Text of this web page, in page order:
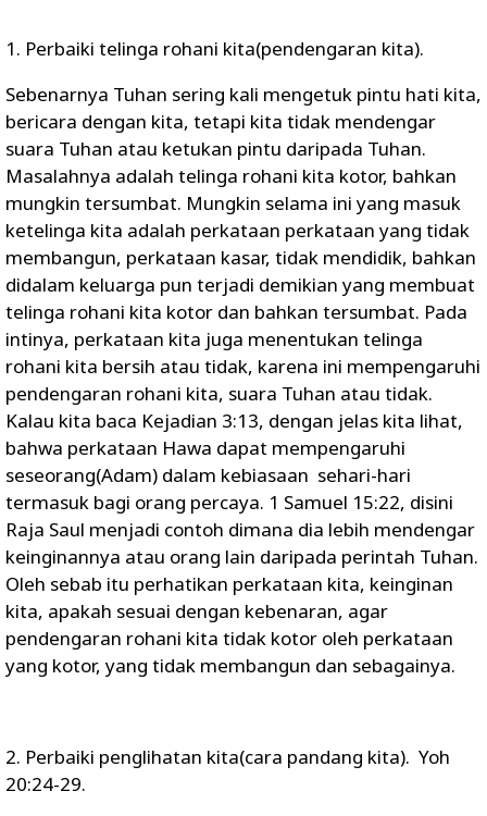
1. Perbaiki telinga rohani kita(pendengaran kita).
Sebenarnya Tuhan sering kali mengetuk pintu hati kita,
bericara dengan kita, tetapi kita tidak mendengar
suara Tuhan atau ketukan pintu daripada Tuhan.
Masalahnya adalah telinga rohani kita kotor, bahkan
mungkin tersumbat. Mungkin selama ini yang masuk
ketelinga kita adalah perkataan perkataan yang tidak
membangun, perkataan kasar, tidak mendidik, bahkan
didalam keluarga pun terjadi demikian yang membuat
telinga rohani kita kotor dan bahkan tersumbat. Pada
intinya, perkataan kita juga menentukan telinga
rohani kita bersih atau tidak, karena ini mempengaruhi
pendengaran rohani kita, suara Tuhan atau tidak.
Kalau kita baca Kejadian 3:13, dengan jelas kita lihat,
bahwa perkataan Hawa dapat mempengaruhi
seseorang(Adam) dalam kebiasaan sehari-hari
termasuk bagi orang percaya. 1 Samuel 15:22, disini
Raja Saul menjadi contoh dimana dia lebih mendengar
keinginannya atau orang lain daripada perintah Tuhan.
Oleh sebab itu perhatikan perkataan kita, keinginan
kita, apakah sesuai dengan kebenaran, agar
pendengaran rohani kita tidak kotor oleh perkataan
yang kotor, yang tidak membangun dan sebagainya.
2. Perbaiki penglihatan kita(cara pandang kita). Yoh
20:24-29.